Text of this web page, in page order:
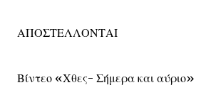
ΑΠΟΣΤΕΛΛΟΝΤΑΙ
Βίντεο «Χθες- Σήμερα και αύριο»